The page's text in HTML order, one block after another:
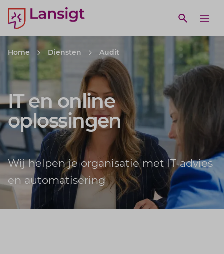
Lansigt Accountants logo
Open
search website
Home Diensten Audit
IT en online
oplossingen
Wij helpen je organisatie met IT-advies
en automatisering